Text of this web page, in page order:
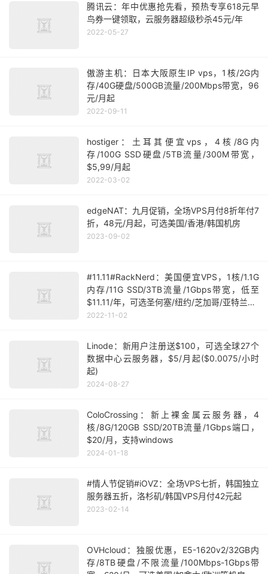
腾讯云：年中优惠抢先看，预热专享618元早
鸟券一键领取，云服务器超级秒杀45元/年
2022-05-27
傲游主机：日本大阪原生IP vps，1核/2G内
存/40G硬盘/500GB流量/200Mbps带宽，96
元/月起
2022-09-11
hostiger：土耳其便宜vps，4核/8G内
存/100G SSD硬盘/5TB流量/300M带宽，
$5,99/月起
2022-03-02
edgeNAT：九月促销，全场VPS月付8折年付7
折，48元/月起，可选美国/香港/韩国机房
2023-09-02
#11.11#RackNerd：美国便宜VPS，1核/1.1G
内存/11G SSD/3TB流量/1Gbps带宽，低至
$11.11/年，可选圣何塞/纽约/芝加哥/亚特兰大/
达拉斯等多机房
2022-11-02
Linode：新用户注册送$100，可选全球27个
数据中心云服务器，$5/月起($0.0075/小时
起)
2024-08-27
ColoCrossing：新上裸金属云服务器，4
核/8G/120GB SSD/20TB流量/1Gbps端口，
$20/月，支持windows
2024-01-18
#情人节促销#iOVZ：全场VPS七折，韩国独立
服务器五折，洛杉矶/韩国VPS月付42元起
2023-02-14
OVHcloud：独服优惠，E5-1620v2/32GB内
存/8TB硬盘/不限流量/100Mbps-1Gbps带